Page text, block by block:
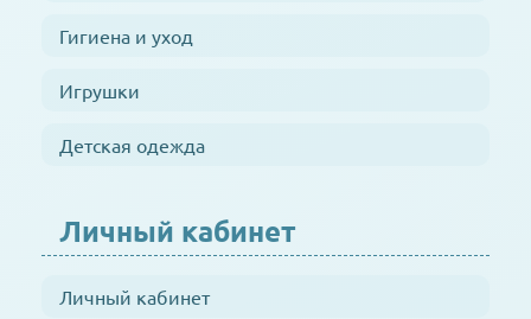
Гигиена и уход
Игрушки
Детская одежда
Личный кабинет
Личный кабинет